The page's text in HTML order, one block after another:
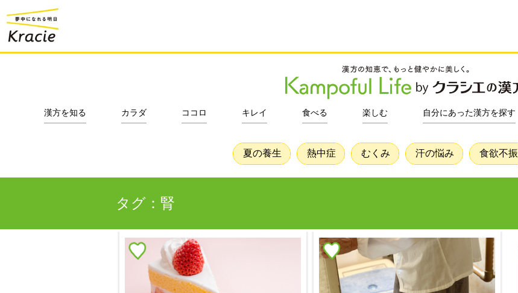
漢方を知る カラダ ココロ キレイ 食べる 楽しむ 自分にあった漢方を探す
夏の養生 熱中症 むくみ 汗の悩み 食欲不振
タグ：腎